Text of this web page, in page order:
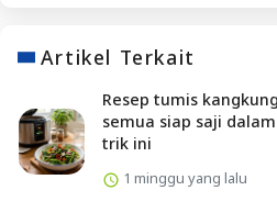
Artikel Terkait
Resep tumis
semua siap saji
trik ini
1 minggu yang lalu